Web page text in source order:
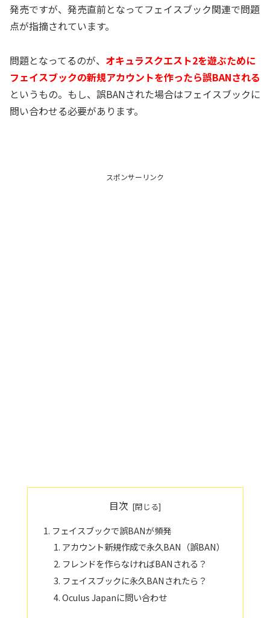
発売ですが、発売直前となってフェイスブック関連で問題
点が指摘されています。
問題となってるのが、 オキュラスクエスト2を遊ぶために
フェイスブックの新規アカウントを作ったら誤BANされる
というもの。もし、誤BANされた場合はフェイスブックに
問い合わせる必要があります。
スポンサーリンク
目次
フェイスブックで誤BANが頻発
アカウント新規作成で永久BAN（誤BAN）
フレンドを作らなければBANされる？
フェイスブックに永久BANされたら？
Oculus Japanに問い合わせ